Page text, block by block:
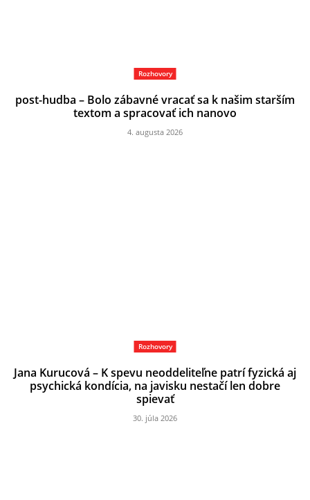
Rozhovory
post-hudba – Bolo zábavné vracať sa k našim starším
textom a spracovať ich nanovo
4. augusta 2026
Rozhovory
Jana Kurucová – K spevu neoddeliteľne patrí fyzická aj
psychická kondícia, na javisku nestačí len dobre
spievať
30. júla 2026